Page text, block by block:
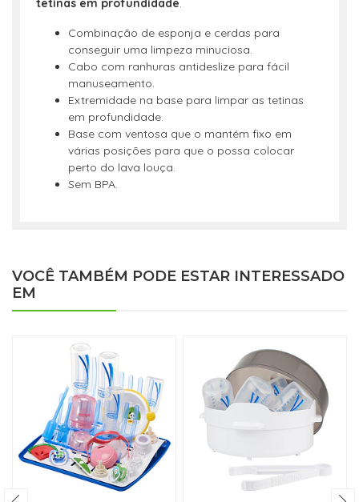
Combinação de esponja e cerdas para
conseguir uma limpeza minuciosa.
Cabo com ranhuras antideslize para fácil
manuseamento.
Extremidade na base para limpar as tetinas
em profundidade.
Base com ventosa que o mantém fixo em
várias posições para que o possa colocar
perto do lava louça.
Sem BPA.
VOCÊ TAMBÉM PODE ESTAR INTERESSADO
EM